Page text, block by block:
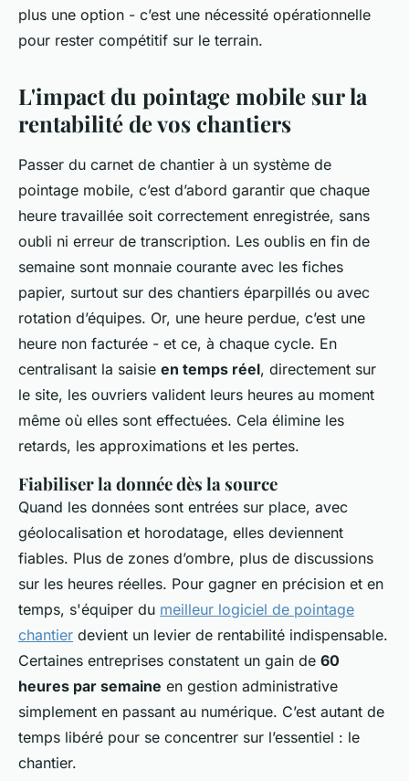
plus une option - c’est une nécessité opérationnelle
pour rester compétitif sur le terrain.
L'impact du pointage mobile sur la
rentabilité de vos chantiers
Passer du carnet de chantier à un système de
pointage mobile, c’est d’abord garantir que chaque
heure travaillée soit correctement enregistrée, sans
oubli ni erreur de transcription. Les oublis en fin de
semaine sont monnaie courante avec les fiches
papier, surtout sur des chantiers éparpillés ou avec
rotation d’équipes. Or, une heure perdue, c’est une
heure non facturée - et ce, à chaque cycle. En
centralisant la saisie en temps réel, directement sur
le site, les ouvriers valident leurs heures au moment
même où elles sont effectuées. Cela élimine les
retards, les approximations et les pertes.
Fiabiliser la donnée dès la source
Quand les données sont entrées sur place, avec
géolocalisation et horodatage, elles deviennent
fiables. Plus de zones d’ombre, plus de discussions
sur les heures réelles. Pour gagner en précision et en
temps, s'équiper du meilleur logiciel de pointage
chantier devient un levier de rentabilité indispensable.
Certaines entreprises constatent un gain de 60
heures par semaine en gestion administrative
simplement en passant au numérique. C’est autant de
temps libéré pour se concentrer sur l’essentiel : le
chantier.